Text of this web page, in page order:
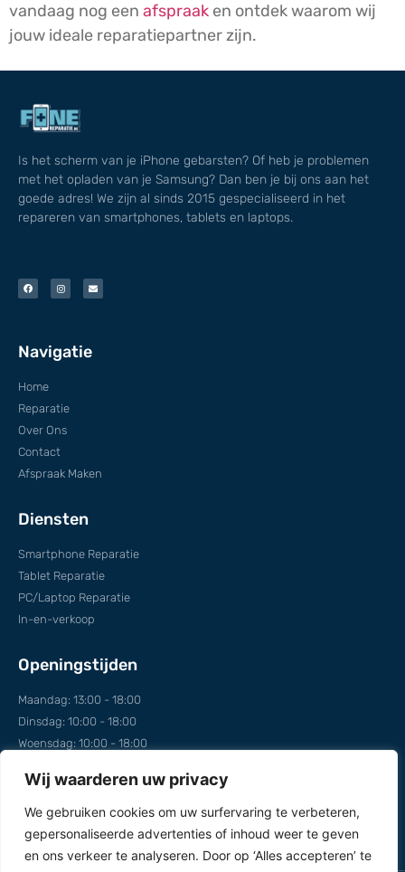
Wij waarderen uw privacy
We gebruiken cookies om uw surfervaring te verbeteren,
gepersonaliseerde advertenties of inhoud weer te geven
en ons verkeer te analyseren. Door op ‘Alles accepteren’ te
vandaag nog een afspraak en ontdek waarom wij
jouw ideale reparatiepartner zijn.
Is het scherm van je iPhone gebarsten? Of heb je problemen
met het opladen van je Samsung? Dan ben je bij ons aan het
goede adres! We zijn al sinds 2015 gespecialiseerd in het
repareren van smartphones, tablets en laptops.
Navigatie
Home
Reparatie
Over Ons
Contact
Afspraak Maken
Diensten
Smartphone Reparatie
Tablet Reparatie
PC/Laptop Reparatie
In-en-verkoop
Openingstijden
Maandag: 13:00 - 18:00
Dinsdag: 10:00 - 18:00
Woensdag: 10:00 - 18:00
Vrijdag: 10:00 - 18:00
Zaterdag: 10:00 - 18:00
Zondag: Open op afspraak